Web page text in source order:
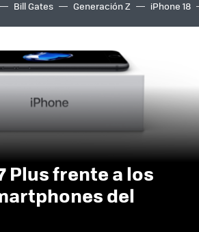
Bill Gates Generación Z iPhone 18
Plus frente a los
del